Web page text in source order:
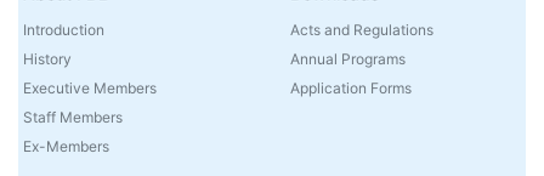
Introduction
History
Executive Members
Staff Members
Ex-Members
Acts and Regulations
Annual Programs
Application Forms